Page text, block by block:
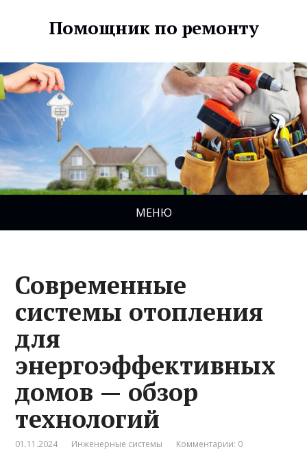
Помощник по ремонту
МЕНЮ
Современные
системы отопления
для
энергоэффективных
домов — обзор
технологий
01.11.2024 Инженерные системы Комментарии: 0